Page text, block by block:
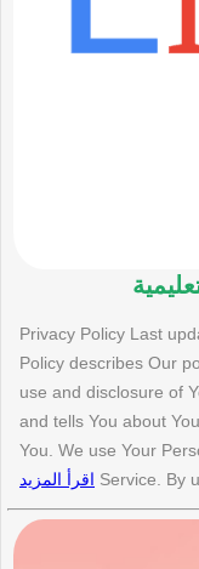
Privacy Policy Last
Policy describes Our
use and disclosure of
and tells You about
You. We use Your
Service. By اقرأ المزيد